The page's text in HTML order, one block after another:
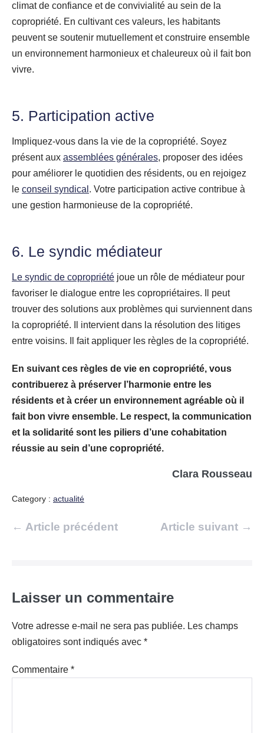
climat de confiance et de convivialité au sein de la
copropriété. En cultivant ces valeurs, les habitants
peuvent se soutenir mutuellement et construire ensemble
un environnement harmonieux et chaleureux où il fait bon
vivre.
5. Participation active
Impliquez-vous dans la vie de la copropriété. Soyez
présent aux assemblées générales, proposer des idées
pour améliorer le quotidien des résidents, ou en rejoigez
le conseil syndical . Votre participation active contribue à
une gestion harmonieuse de la copropriété.
6. Le syndic médiateur
Le syndic de copropriété joue un rôle de médiateur pour
favoriser le dialogue entre les copropriétaires. Il peut
trouver des solutions aux problèmes qui surviennent dans
la copropriété. Il intervient dans la résolution des litiges
entre voisins. Il fait appliquer les règles de la copropriété.
En suivant ces règles de vie en copropriété, vous
contribuerez à préserver l’harmonie entre les
résidents et à créer un environnement agréable où il
fait bon vivre ensemble. Le respect, la communication
et la solidarité sont les piliers d’une cohabitation
réussie au sein d’une copropriété.
Clara Rousseau
Category : actualité
Navigation
← Article précédent Article suivant →
Laisser un commentaire
Votre adresse e-mail ne sera pas publiée. Les champs
obligatoires sont indiqués avec *
Commentaire *